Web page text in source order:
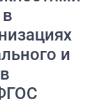
и